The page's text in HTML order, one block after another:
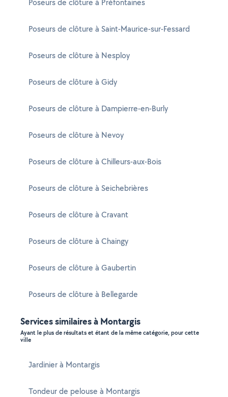
Poseurs de clôture à Préfontaines
Poseurs de clôture à Saint-Maurice-sur-Fessard
Poseurs de clôture à Nesploy
Poseurs de clôture à Gidy
Poseurs de clôture à Dampierre-en-Burly
Poseurs de clôture à Nevoy
Poseurs de clôture à Chilleurs-aux-Bois
Poseurs de clôture à Seichebrières
Poseurs de clôture à Cravant
Poseurs de clôture à Chaingy
Poseurs de clôture à Gaubertin
Poseurs de clôture à Bellegarde
Services similaires à Montargis
Ayant le plus de résultats et étant de la même catégorie, pour cette
ville
Jardinier à Montargis
Tondeur de pelouse à Montargis